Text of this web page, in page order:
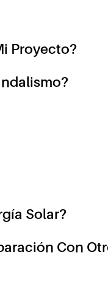
Proyecto?
Solar?
Con